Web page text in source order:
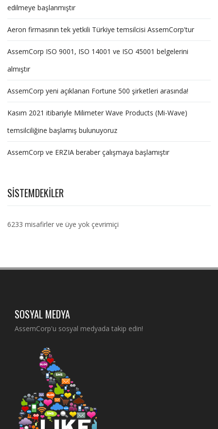
edilmeye başlanmıştır
Aeron firmasının tek yetkili Türkiye temsilcisi AssemCorp'tur
AssemCorp ISO 9001, ISO 14001 ve ISO 45001 belgelerini
almıştır
AssemCorp yeni açıklanan Fortune 500 şirketleri arasında!
Kasım 2021 itibariyle Milimeter Wave Products (Mi-Wave)
temsilciliğine başlamış bulunuyoruz
AssemCorp ve ERZIA beraber çalışmaya başlamıştır
SISTEMDEKILER
6233 misafirler ve üye yok çevrimiçi
SOSYAL MEDYA
AssemCorp'u sosyal medyada takip edin!